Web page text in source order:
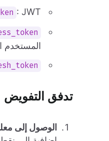
: JWT موقعة رقمياً تحتوي على معلومات الهوية عن المستخدم المصدق.
المستخدم
تدفق التفويض
الوصول إلى